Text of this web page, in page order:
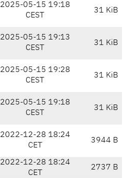
2025-05-15 19:18
CEST
31 KiB
2025-05-15 19:13
CEST
31 KiB
2025-05-15 19:28
CEST
31 KiB
2025-05-15 19:18
CEST
31 KiB
2022-12-28 18:24
CET
3944 B
2022-12-28 18:24
CET
2737 B